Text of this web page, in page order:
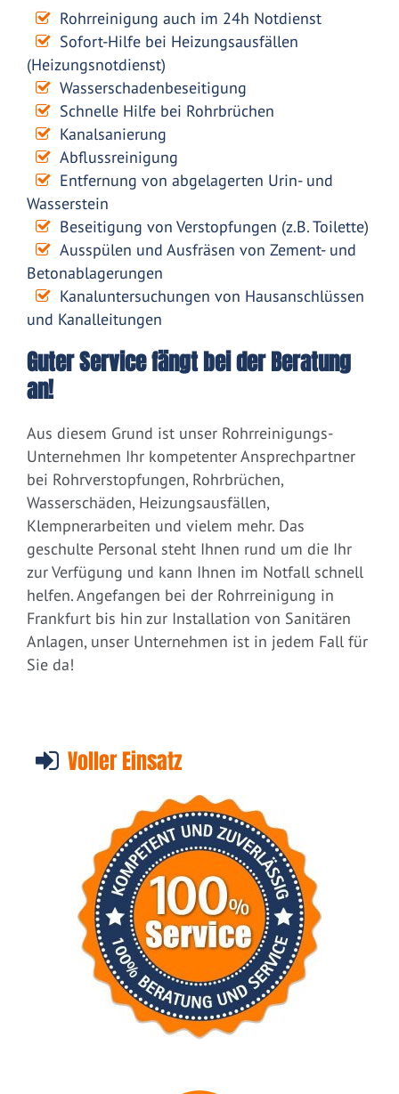
Rohrreinigung auch im 24h Notdienst
Sofort-Hilfe bei Heizungsausfällen
(Heizungsnotdienst)
Wasserschadenbeseitigung
Schnelle Hilfe bei Rohrbrüchen
Kanalsanierung
Abflussreinigung
Entfernung von abgelagerten Urin- und
Wasserstein
Beseitigung von Verstopfungen (z.B. Toilette)
Ausspülen und Ausfräsen von Zement- und
Betonablagerungen
Kanaluntersuchungen von Hausanschlüssen
und Kanalleitungen
Guter Service fängt bei der Beratung
an!
Aus diesem Grund ist unser Rohrreinigungs-
Unternehmen Ihr kompetenter Ansprechpartner
bei Rohrverstopfungen, Rohrbrüchen,
Wasserschäden, Heizungsausfällen,
Klempnerarbeiten und vielem mehr. Das
geschulte Personal steht Ihnen rund um die Ihr
zur Verfügung und kann Ihnen im Notfall schnell
helfen. Angefangen bei der Rohrreinigung in
Frankfurt bis hin zur Installation von Sanitären
Anlagen, unser Unternehmen ist in jedem Fall für
Sie da!
Voller Einsatz